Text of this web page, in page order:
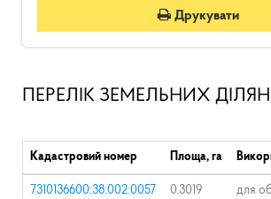
Друкувати
ПЕРЕЛІК ЗЕМЕЛЬНИХ
Кадастровий номер Площа, га
7310136600:38:002:0057 0.3019 для